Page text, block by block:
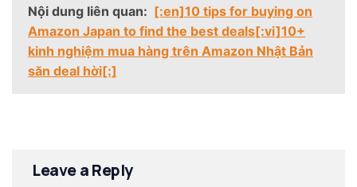
Nội dung liên quan: [:en]10 tips for buying on
Amazon Japan to find the best deals[:vi]10+
kinh nghiệm mua hàng trên Amazon Nhật Bản
săn deal hời[:]
Leave a Reply